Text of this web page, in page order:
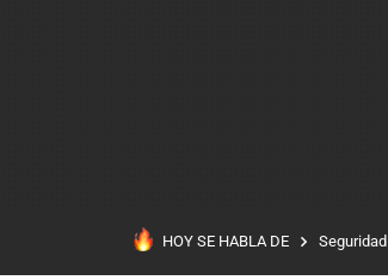
HOY SE HABLA DE Seguridad